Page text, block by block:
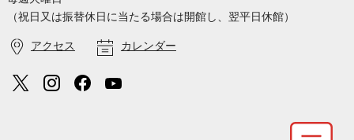
（祝日又は振替休日に当たる場合は開館し、翌平日休館）
アクセス カレンダー